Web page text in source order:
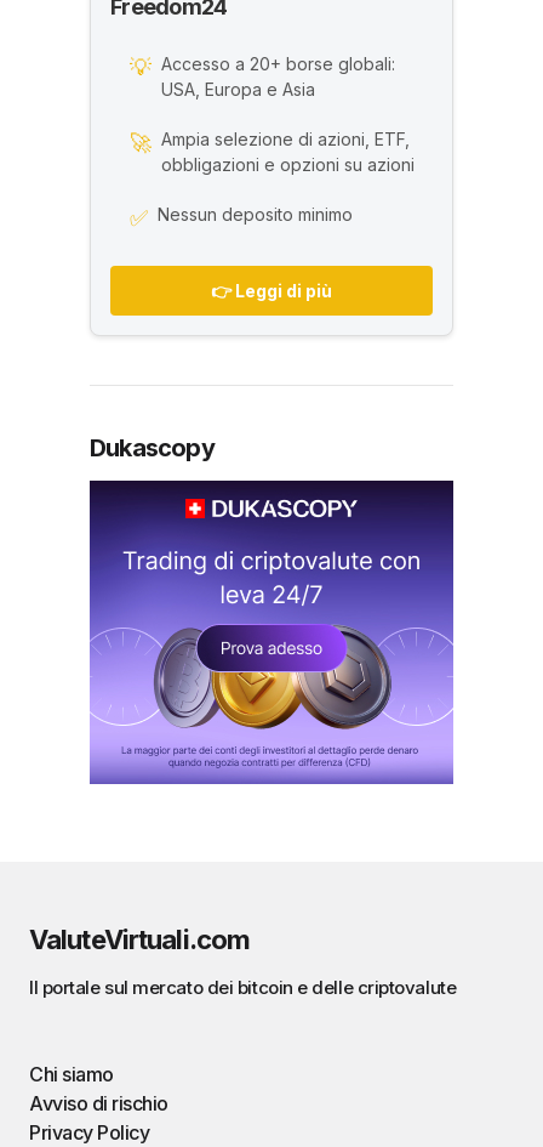
Freedom24
💡 Accesso a 20+ borse globali:
USA, Europa e Asia
🚀 Ampia selezione di azioni, ETF,
obbligazioni e opzioni su azioni
✅ Nessun deposito minimo
👉 Leggi di più
Dukascopy
ValuteVirtuali.com
Il portale sul mercato dei bitcoin e delle criptovalute
Chi siamo
Avviso di rischio
Privacy Policy